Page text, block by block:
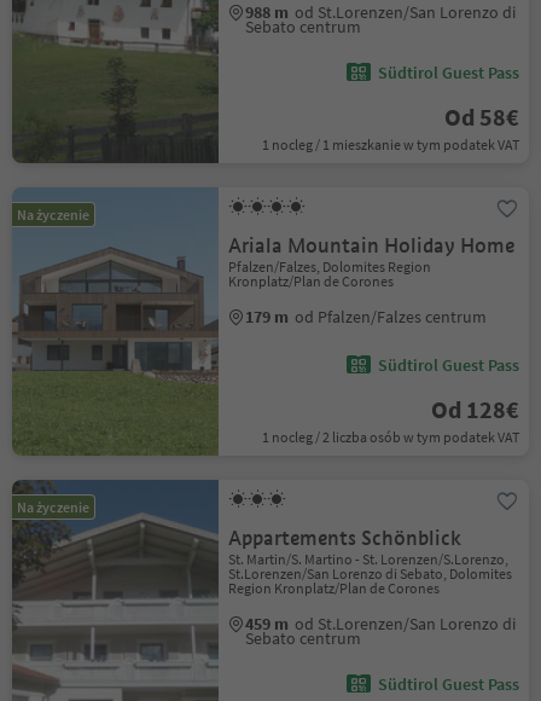
988 m od St.Lorenzen/San Lorenzo di
Sebato centrum
Südtirol Guest Pass
Od 58€
1 nocleg / 1 mieszkanie w tym podatek VAT
Na życzenie
Ariala Mountain Holiday Home
Pfalzen/Falzes, Dolomites Region
Kronplatz/Plan de Corones
179 m od Pfalzen/Falzes centrum
Südtirol Guest Pass
Od 128€
1 nocleg / 2 liczba osób w tym podatek VAT
Na życzenie
Appartements Schönblick
St. Martin/S. Martino - St. Lorenzen/S.Lorenzo,
St.Lorenzen/San Lorenzo di Sebato, Dolomites
Region Kronplatz/Plan de Corones
459 m od St.Lorenzen/San Lorenzo di
Sebato centrum
Südtirol Guest Pass